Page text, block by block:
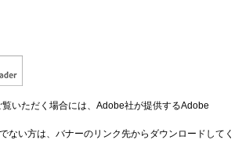
いただく場合には、Adobe社が提供するAdobe
ない方は、バナーのリンク先からダウンロードしてく